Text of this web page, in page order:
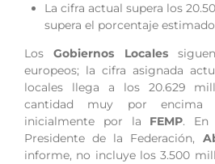
La cifra actual supera los
supera el porcentaje estimado
LosGobiernos Localessiguen
europeos; la cifra asignada
locales llega a los 20.629
cantidad muy por encima
inicialmente por la FEMP. En
Presidente de la Federación,
informe, no incluye los 3.500